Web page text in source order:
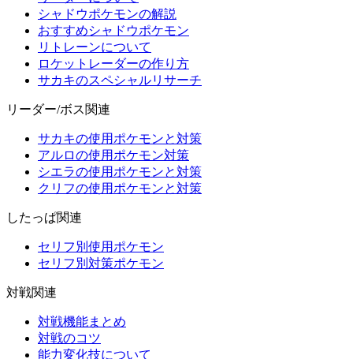
シャドウポケモンの解説
おすすめシャドウポケモン
リトレーンについて
ロケットレーダーの作り方
サカキのスペシャルリサーチ
リーダー/ボス関連
サカキの使用ポケモンと対策
アルロの使用ポケモン対策
シエラの使用ポケモンと対策
クリフの使用ポケモンと対策
したっぱ関連
セリフ別使用ポケモン
セリフ別対策ポケモン
対戦関連
対戦機能まとめ
対戦のコツ
能力変化技について